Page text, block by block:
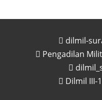
dilmil-
Pengadilan
Dilmil III-